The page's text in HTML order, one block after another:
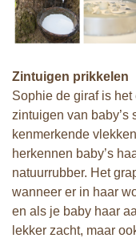
Zintuigen prikkelen
Sophie de giraf is
zintuigen van baby’s
kenmerkende
herkennen baby’s
natuurrubber. Het
wanneer er in haar
en als je baby haar
lekker zacht, maar